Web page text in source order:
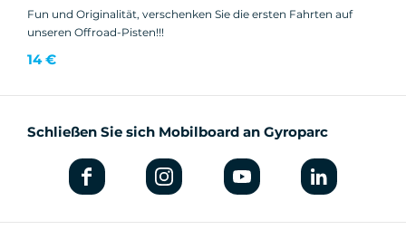
Fun und Originalität, verschenken Sie die ersten Fahrten auf
unseren Offroad-Pisten!!!
14 €
Schließen Sie sich Mobilboard an Gyroparc